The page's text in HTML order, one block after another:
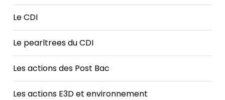
Le CDI
Le pearltrees du CDI
Les actions des Post Bac
Les actions E3D et environnement